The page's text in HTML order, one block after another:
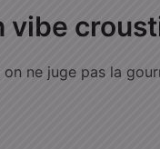
vibe
ne juge pas la